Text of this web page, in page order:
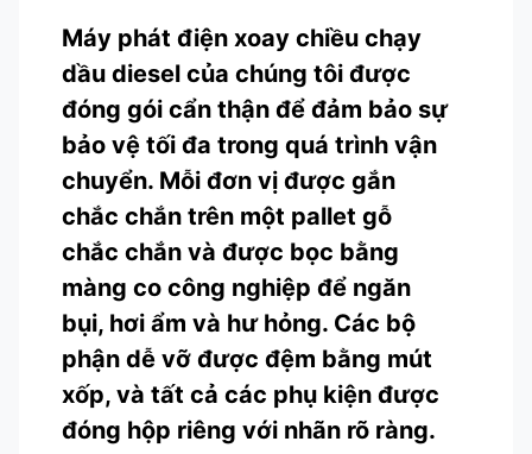
Máy phát điện xoay chiều chạy
dầu diesel của chúng tôi được
đóng gói cẩn thận để đảm bảo sự
bảo vệ tối đa trong quá trình vận
chuyển. Mỗi đơn vị được gắn
chắc chắn trên một pallet gỗ
chắc chắn và được bọc bằng
màng co công nghiệp để ngăn
bụi, hơi ẩm và hư hỏng. Các bộ
phận dễ vỡ được đệm bằng mút
xốp, và tất cả các phụ kiện được
đóng hộp riêng với nhãn rõ ràng.